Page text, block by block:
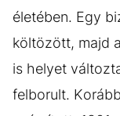
életében. Egy
költözött, majd
is helyet
felborult.